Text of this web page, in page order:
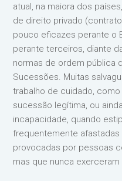
atual, na maiora dos
de direito privado
pouco eficazes perante o
perante terceiros, diante
normas de ordem pública
Sucessões. Muitas
trabalho de cuidado,
sucessão legítima, ou
incapacidade, quando
frequentemente
provocadas por pessoas
mas que nunca exerceram